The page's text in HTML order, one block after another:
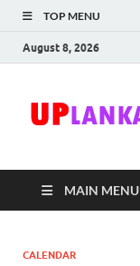
TOP MENU
August 8, 2026
MAIN MENU
CALENDAR